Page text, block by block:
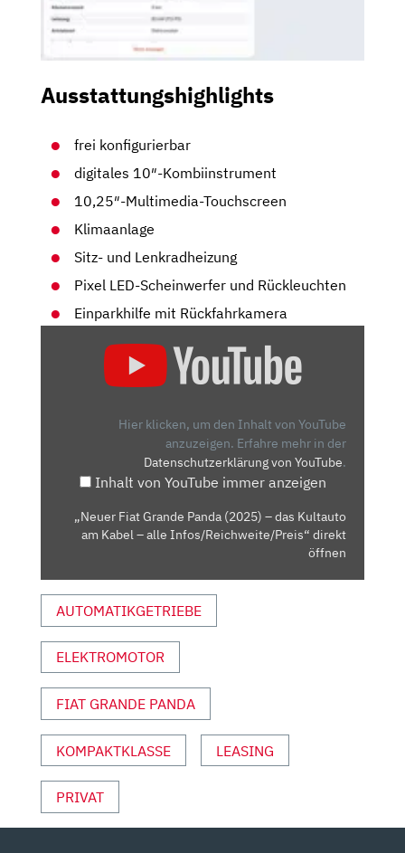
Ausstattungshighlights
frei konfigurierbar
digitales 10″-Kombiinstrument
10,25″-Multimedia-Touchscreen
Klimaanlage
Sitz- und Lenkradheizung
Pixel LED-Scheinwerfer und Rückleuchten
Einparkhilfe mit Rückfahrkamera
KULTAUTO
KABEL
INFOS/REICHWEITE/PREIS“
VON
YOUTUBE
ANZEIGEN
Hier klicken, um den Inhalt von YouTube
anzuzeigen. Erfahre mehr in der
Datenschutzerklärung von YouTube.
Inhalt von YouTube immer anzeigen
„Neuer Fiat Grande Panda (2025) – das Kultauto
am Kabel – alle Infos/Reichweite/Preis“ direkt
öffnen
AUTOMATIKGETRIEBE
ELEKTROMOTOR
FIAT GRANDE PANDA
KOMPAKTKLASSE LEASING
PRIVAT